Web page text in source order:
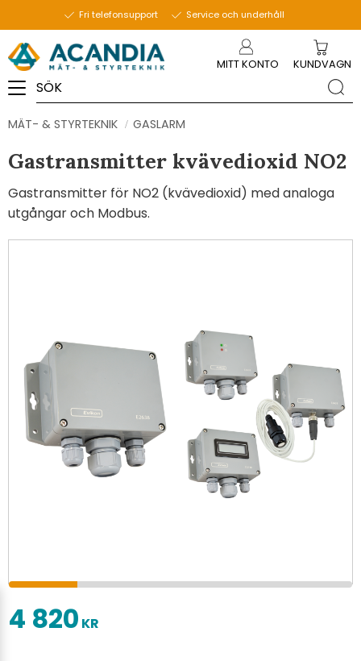
Fri telefonsupport Service och underhåll
MITT KONTO KUNDVAGN
MÄT- & STYRTEKNIK GASLARM
Gastransmitter kvävedioxid NO2
Gastransmitter för NO2 (kvävedioxid) med analoga
utgångar och Modbus.
4 820 KR